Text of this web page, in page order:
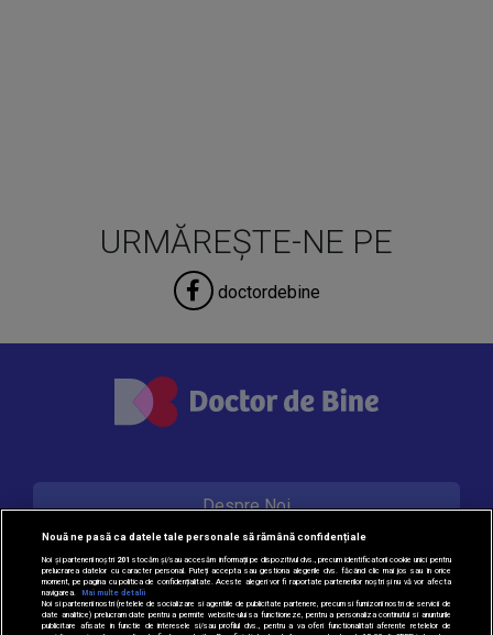
URMĂREȘTE-NE PE
doctordebine
Despre Noi
Contact
Nouă ne pasă ca datele tale personale să rămână confidențiale
Noi și partenerii noștri 201 stocăm și/sau accesăm informații pe dispozitivul dvs., precum identificatorii cookie unici pentru
prelucrarea datelor cu caracter personal. Puteți accepta sau gestiona alegerile dvs. făcând clic mai jos sau în orice
moment, pe pagina cu politica de confidențialitate. Aceste alegeri vor fi raportate partenerilor noștri și nu vă vor afecta
navigarea.
Mai multe detalii
Noi si partenerii nostri (retelele de socializare si agentiile de publicitate partenere, precum si furnizorii nostri de servicii de
date analitice) prelucram date pentru a permite website-ului sa functioneze, pentru a personaliza continutul si anunturile
publicitare afisate in functie de interesele si/sau profilul dvs., pentru a va oferi functionalitati aferente retelelor de